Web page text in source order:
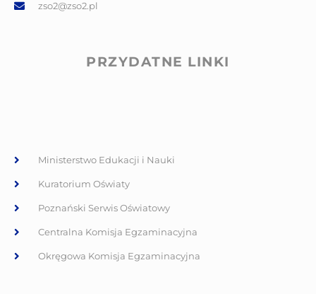
zso2@zso2.pl
PRZYDATNE LINKI
Ministerstwo Edukacji i Nauki
Kuratorium Oświaty
Poznański Serwis Oświatowy
Centralna Komisja Egzaminacyjna
Okręgowa Komisja Egzaminacyjna